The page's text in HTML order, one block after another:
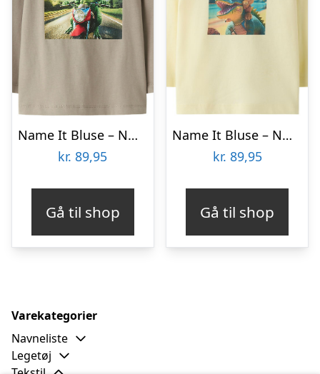
Name It Bluse – NmmVoto – Vintage Khaki/Dino Motorcycle
kr. 89,95
Gå til shop
Name It Bluse – NmmVoto – Pear Sorbet/Dino Bear
kr. 89,95
Gå til shop
Varekategorier
Navneliste
Legetøj